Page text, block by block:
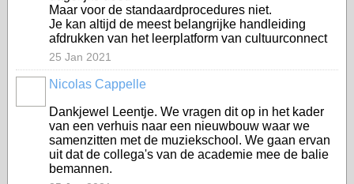
Maar voor de standaardprocedures niet.
Je kan altijd de meest belangrijke handleiding
afdrukken van het leerplatform van cultuurconnect
25 Jan 2021
Nicolas Cappelle
Dankjewel Leentje. We vragen dit op in het kader
van een verhuis naar een nieuwbouw waar we
samenzitten met de muziekschool. We gaan ervan
uit dat de collega's van de academie mee de balie
bemannen.